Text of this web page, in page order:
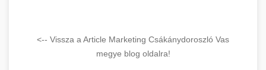
<-- Vissza a Article Marketing Csákánydoroszló Vas
megye blog oldalra!